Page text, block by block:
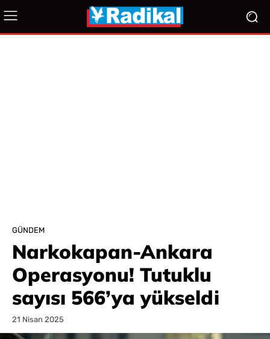
GÜNDEM
Narkokapan-Ankara
Operasyonu! Tutuklu
sayısı 566’ya yükseldi
21 Nisan 2025